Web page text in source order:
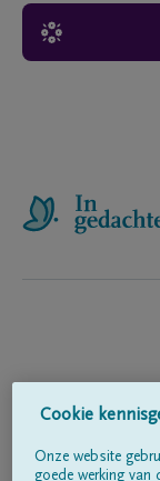
Cookie
Onze website
goede werking van